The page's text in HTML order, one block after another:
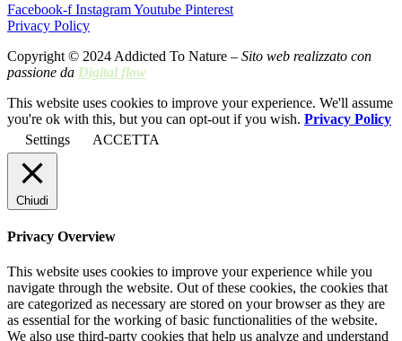
Facebook-f InstagramYoutube Pinterest
Privacy Policy
Copyright © 2024 Addicted To Nature – Sito web realizzato con
passione da Digital flow
This website uses cookies to improve your experience. We'll assume
you're ok with this, but you can opt-out if you wish. Privacy Policy
Settings
ACCETTA
Chiudi
Privacy Overview
This website uses cookies to improve your experience while you
navigate through the website. Out of these cookies, the cookies that
are categorized as necessary are stored on your browser as they are
as essential for the working of basic functionalities of the website.
We also use third-party cookies that help us analyze and understand